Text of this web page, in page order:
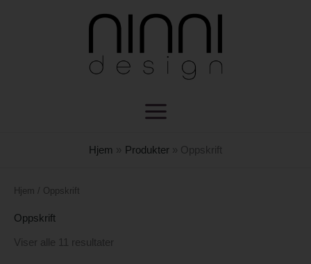
Hjem Produkter Oppskrift
Hjem / Oppskrift
Oppskrift
Viser alle 11 resultater